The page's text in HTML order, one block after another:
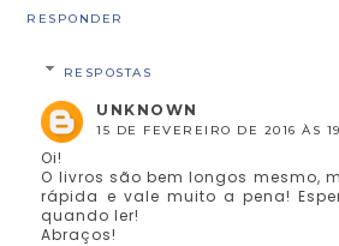
RESPONDER
RESPOSTAS
UNKNOWN
15 DE FEVEREIRO DE 2016 ÀS
Oi!
O livros são bem longos mesmo,
rápida e vale muito a pena!
quando ler!
Abraços!